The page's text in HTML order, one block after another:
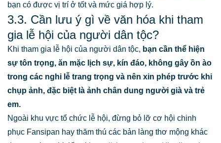
bạn có được vị trí ở tốt và mức giá hợp lý.
3.3. Cần lưu ý gì về văn hóa khi tham
gia lễ hội của người dân tộc?
Khi tham gia lễ hội của người dân tộc, bạn cần thể hiện
sự tôn trọng, ăn mặc lịch sự, kín đáo, không gây ồn ào
trong các nghi lễ trang trọng và nên xin phép trước khi
chụp ảnh, đặc biệt là ảnh chân dung người già và trẻ
em.
Ngoài khu vực tổ chức lễ hội, đừng bỏ lỡ cơ hội chinh
phục Fansipan hay thăm thú các bản làng thơ mộng khác